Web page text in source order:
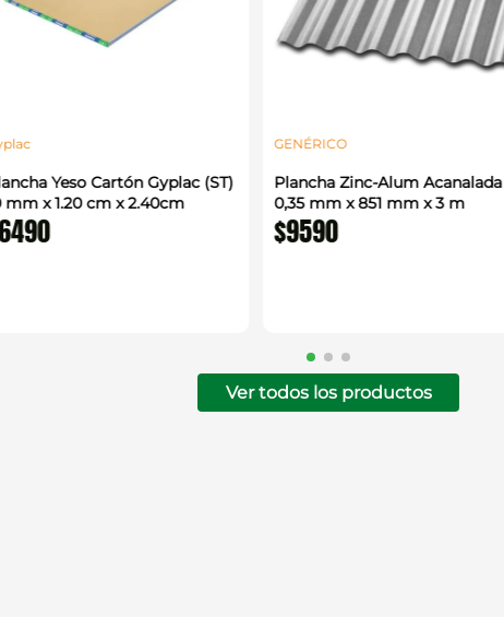
Yeso Cartón Gyplac (ST)
mm x 1.20 cm x 2.40cm
GENÉRICO
Plancha Zinc-Alum Acanalada
0,35 mm x 851 mm x 3 m
$9590
Ver todos los productos